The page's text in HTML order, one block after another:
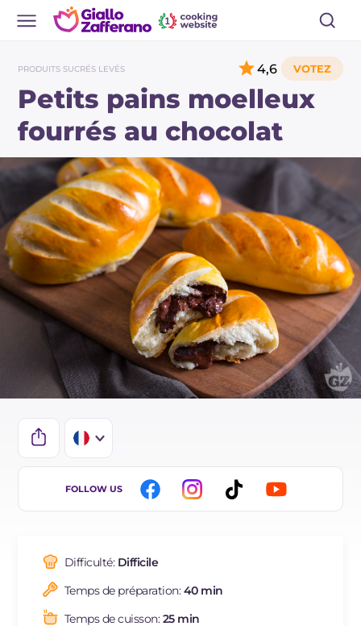
PRODUITS SUCRÉS LEVÉS
Petits pains moelleux
fourrés au chocolat
4,6
IT
DE
BR
FOLLOW US
Difficulté: Difficile
Temps de préparation:40 min
Temps de cuisson:25 min